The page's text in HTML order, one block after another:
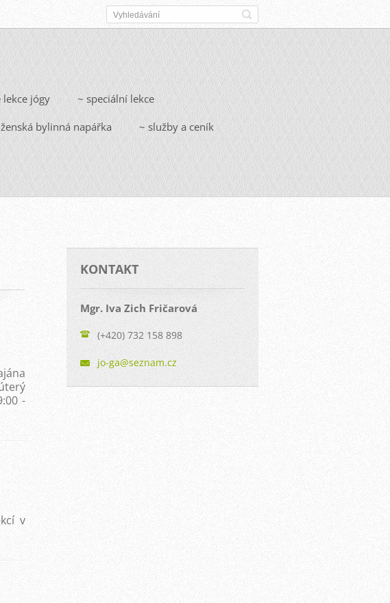
jógy ~ speciální lekce
bylinná napářka ~ služby a ceník
-
v
KONTAKT
Mgr. Iva Zich Fričarová
(+420) 732 158 898
jo-ga@seznam.cz